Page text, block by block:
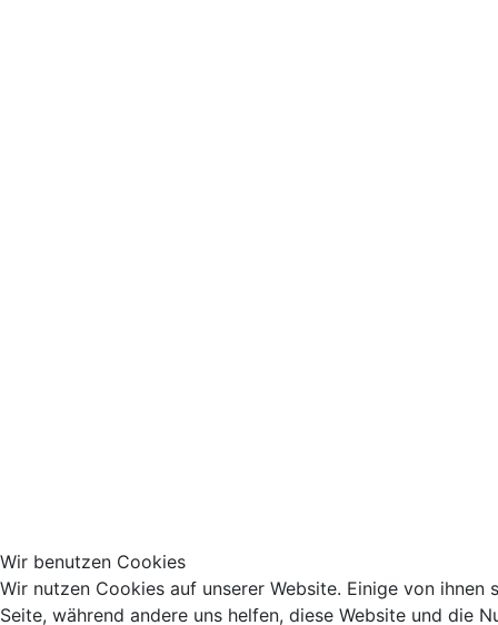
Wir benutzen Cookies
Wir nutzen Cookies auf unserer Website. Einige von ihnen
Seite, während andere uns helfen, diese Website und die